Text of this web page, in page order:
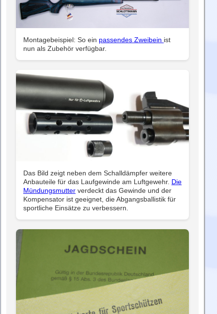
Montagebeispiel: So ein passendes Zweibein ist
nun als Zubehör verfügbar.
Das Bild zeigt neben dem Schalldämpfer weitere
Anbauteile für das Laufgewinde am Luftgewehr. Die
Mündungsmutter verdeckt das Gewinde und der
Kompensator ist geeignet, die Abgangsballistik für
sportliche Einsätze zu verbessern.